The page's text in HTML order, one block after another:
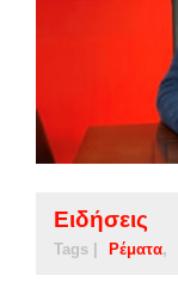
Ειδήσεις
Tags | Ρέματα